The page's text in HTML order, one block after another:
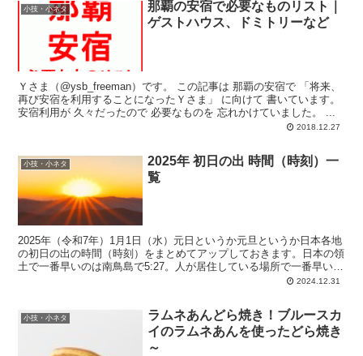
小技・小ネタ
那覇の安宿で必要なものリスト｜
ゲストハウス、ドミトリーなど
Ｙさま（@ysb_freeman）です。 この記事は 那覇の安宿で 「将来、
再び安宿を利用することになったＹさま」 に向けて 書いています。
安宿利用が 久々だったので 必要なものを 忘れかけていました。 ...
2018.12.27
小技・小ネタ
2025年 初日の出 時間（時刻）一
覧
2025年（令和7年）1月1日（水）元日というか元旦というか日本各地
の初日の出の時間（時刻）をまとめてアップしておきます。日本の領
土で一番早いのは南鳥島で5:27。人が居住している場所で一番早いの
は小笠原母島で6:20。主な場所で最も遅いのは与那国島で7:32。南鳥
2024.12.31
小技・小ネタ
ラムネあんどら焼き！ブルースカ
イのラムネあんを使ったどら焼き
～